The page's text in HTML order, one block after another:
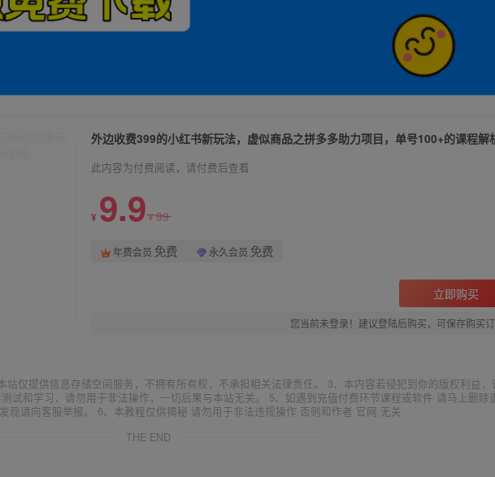
此内容为付费阅读，请付费后查看
¥ 9.9¥99
年费会员 免费 永久会员 免费
立即购买
您当前未登录！建议登陆后购买，可保存购买
站仅提供信息存储空间服务，不拥有所有权，不承担相关法律责任。 3、本内容若侵犯到你的版权利益，
试和学习，请勿用于非法操作，一切后果与本站无关。 5、如遇到充值付费环节课程或软件 请马上删除
现请向客服举报。 6、本教程仅供揭秘 请勿用于非法违规操作 否则和作者 官网 无关
THE END